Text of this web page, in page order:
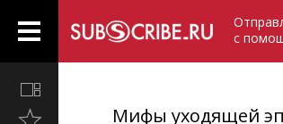
с
ОткрытоМифы уходящей